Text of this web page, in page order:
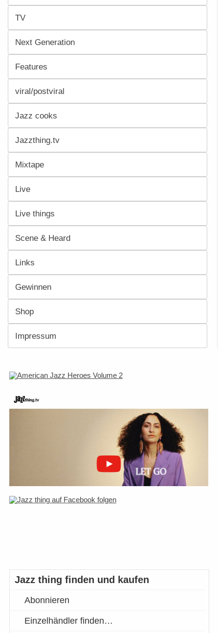
TV
Next Generation
Features
viral/postviral
Jazz cooks
Jazzthing.tv
Mixtape
Live
Live things
Scene & Heard
Links
Gewinnen
Shop
Impressum
Jazz thing finden und kaufen
Abonnieren
Einzelhändler finden…